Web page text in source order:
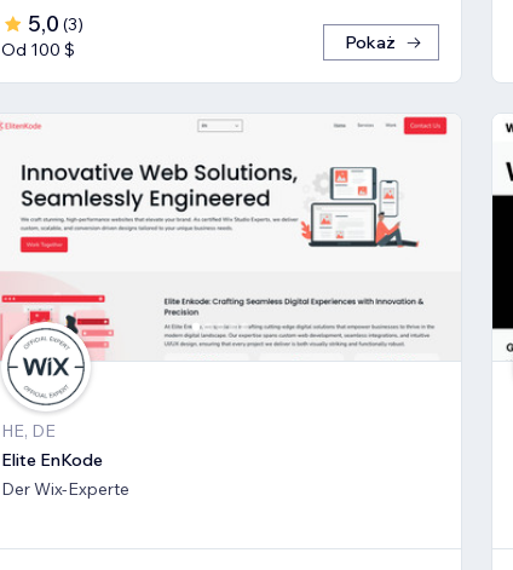
5,0 (3)
Od 100 $
Pokaż
HE, DE
Elite EnKode
Der Wix-Experte